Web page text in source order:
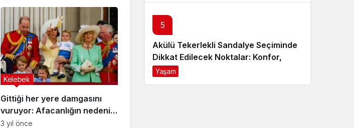
göre…”
Gittiği her yere damgasını
vuruyor: Afacanlığın nedeni
meğer buymuş
Kelebek
3 yıl önce
5
Akülü Tekerlekli Sandalye Seçiminde
Dikkat Edilecek Noktalar: Konfor,
Güvenlik ve Doğru Model Tercihi
Yaşam